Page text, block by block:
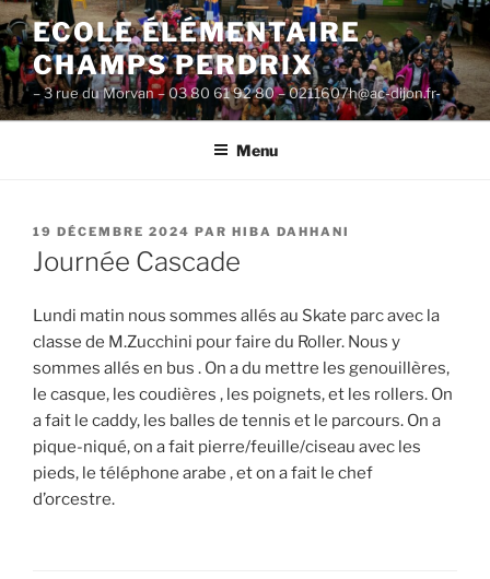
Aller
au
contenu
principal
ECOLE ÉLÉMENTAIRE
CHAMPS PERDRIX
– 3 rue du Morvan – 03 80 61 92 80 – 0211607h@ac-dijon.fr-
Menu
PUBLIÉ
LE
19 DÉCEMBRE 2024 PAR HIBA DAHHANI
Journée Cascade
Lundi matin nous sommes allés au Skate parc avec la
classe de M.Zucchini pour faire du Roller. Nous y
sommes allés en bus . On a du mettre les genouillères,
le casque, les coudières , les poignets, et les rollers. On
a fait le caddy, les balles de tennis et le parcours. On a
pique-niqué, on a fait pierre/feuille/ciseau avec les
pieds, le téléphone arabe , et on a fait le chef
d’orcestre.